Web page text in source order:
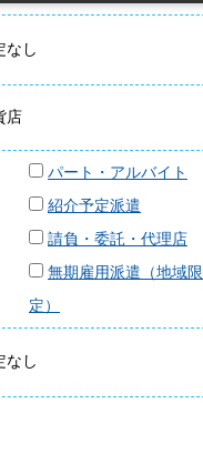
なし
店
パート・アルバイト
紹介予定派遣
請負・委託・代理店
無期雇用派遣（地域限
定）
なし